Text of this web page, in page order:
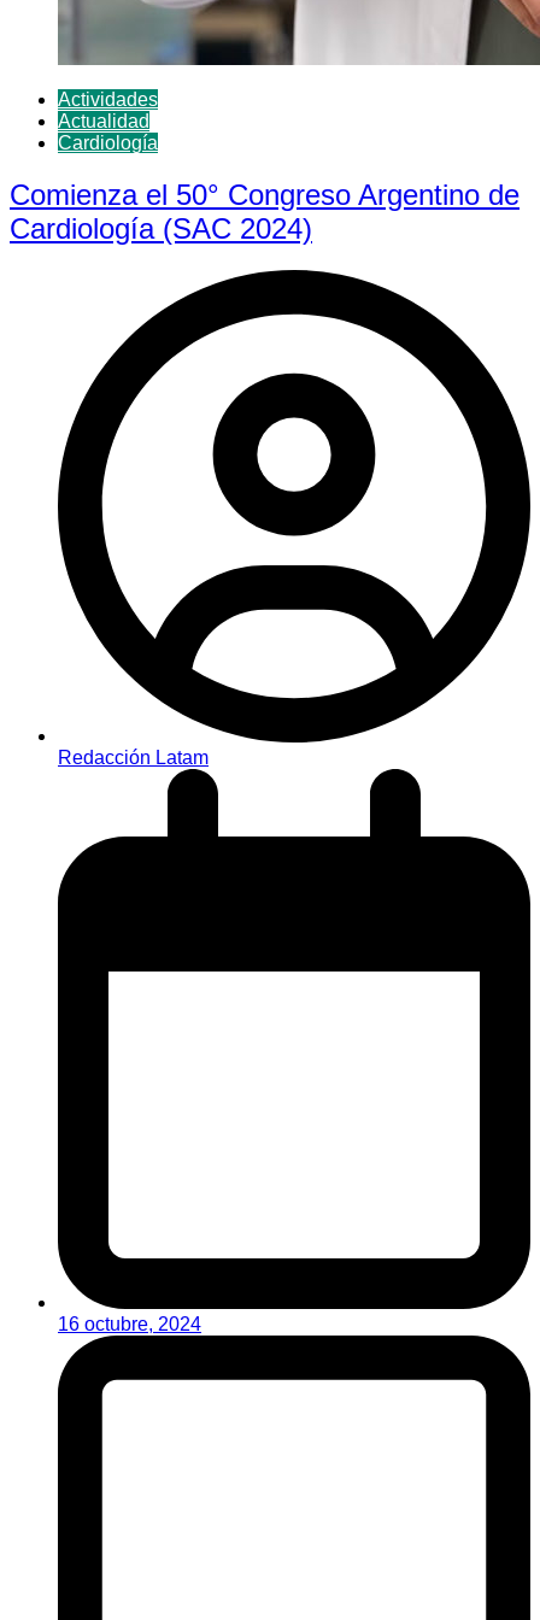
Actividades
Actualidad
Cardiología
Comienza el 50° Congreso Argentino de
Cardiología (SAC 2024)
Redacción Latam
16 octubre, 2024